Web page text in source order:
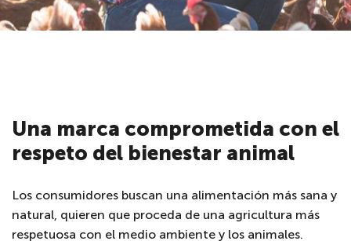
Una marca comprometida con el
respeto del bienestar animal
Los consumidores buscan una alimentación más sana y
natural, quieren que proceda de una agricultura más
respetuosa con el medio ambiente y los animales.